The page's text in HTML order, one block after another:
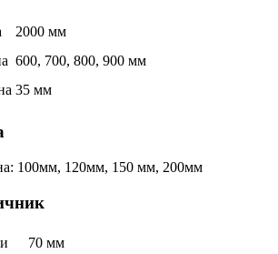
2000 мм
600, 700, 800, 900 мм
35 мм
100мм, 120мм, 150 мм, 200мм
70 мм